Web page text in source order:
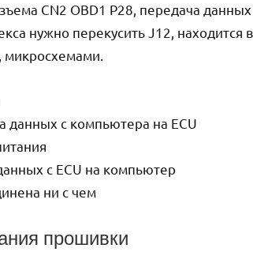
CN2 OBD1 P28, передача
нужно перекусить J12,
данных с компьютера на ECU
с ECU на компьютер
ни с чем
прошивки